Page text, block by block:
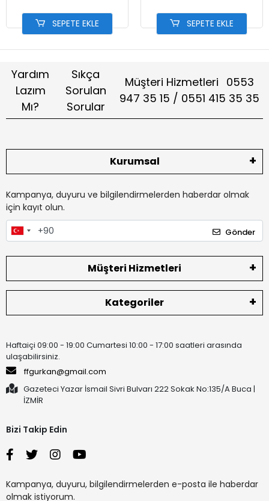
SEPETE EKLE SEPETE EKLE
Yardım
Lazım
Mı?
Sıkça
Sorulan
Sorular
Müşteri Hizmetleri 0553
947 35 15 / 0551 415 35 35
Kurumsal
Kampanya, duyuru ve bilgilendirmelerden haberdar olmak
için kayıt olun.
Gönder
Müşteri Hizmetleri
Kategoriler
Haftaiçi 09:00 - 19:00 Cumartesi 10:00 - 17:00 saatleri arasında
ulaşabilirsiniz.
ffgurkan@gmail.com
Gazeteci Yazar İsmail Sivri Bulvarı 222 Sokak No:135/A Buca |
İZMİR
Bizi Takip Edin
Kampanya, duyuru, bilgilendirmelerden e-posta ile haberdar
olmak istiyorum.